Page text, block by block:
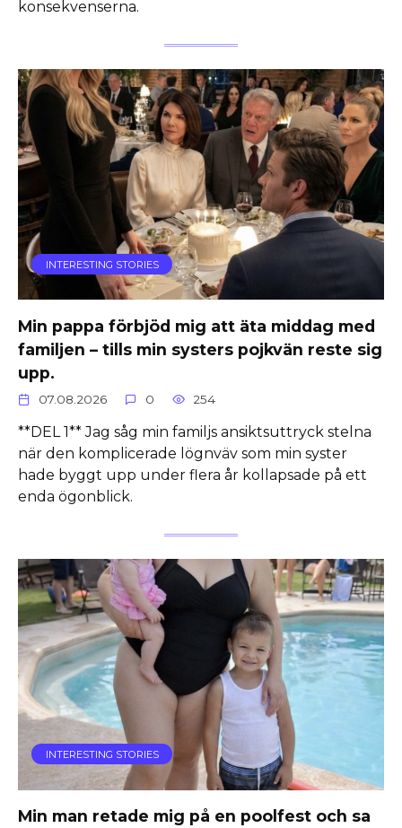
konsekvenserna.
INTERESTING STORIES
Min pappa förbjöd mig att äta middag med
familjen – tills min systers pojkvän reste sig
upp.
07.08.2026 0 254
**DEL 1** Jag såg min familjs ansiktsuttryck stelna
när den komplicerade lögnväv som min syster
hade byggt upp under flera år kollapsade på ett
enda ögonblick.
INTERESTING STORIES
Min man retade mig på en poolfest och sa